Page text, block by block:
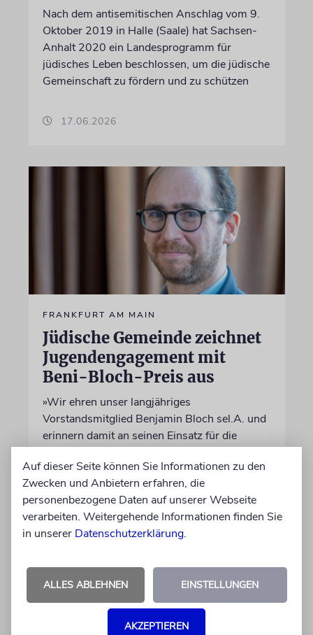
Nach dem antisemitischen Anschlag vom 9.
Oktober 2019 in Halle (Saale) hat Sachsen-
Anhalt 2020 ein Landesprogramm für
jüdisches Leben beschlossen, um die jüdische
Gemeinschaft zu fördern und zu schützen
17.06.2026
FRANKFURT AM MAIN
Jüdische Gemeinde zeichnet
Jugendengagement mit
Beni-Bloch-Preis aus
»Wir ehren unser langjähriges
Vorstandsmitglied Benjamin Bloch sel.A. und
erinnern damit an seinen Einsatz für die
Vorstandvorsitzende der Gemeinde, Benjamin
Graumann
01.06.2026
Auf dieser Seite können Sie Informationen zu den
Zwecken und Anbietern erfahren, die
personenbezogene Daten auf unserer Webseite
verarbeiten. Weitergehende Informationen finden Sie
in unserer Datenschutzerklärung.
ALLES ABLEHNEN EINSTELLUNGEN
AKZEPTIEREN